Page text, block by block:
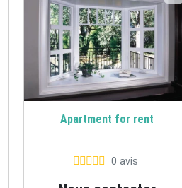
Apartment for rent
0 avis